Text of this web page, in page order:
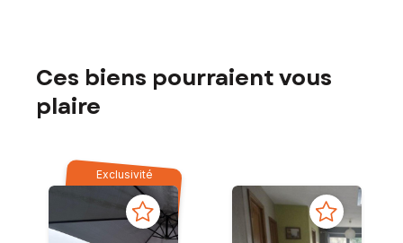
Ces biens pourraient vous
plaire
Exclusivité